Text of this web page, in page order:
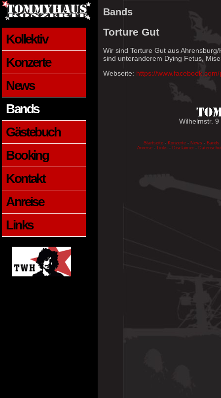
Kollektiv
Konzerte
News
Bands
Gästebuch
Booking
Kontakt
Anreise
Links
Bands
Torture Gut
Wir sind Torture Gut aus
sind unteranderem Dying Fetus,
Webseite: https://
Wilhelmstr.
Startseite - Konzerte - News - Bands
Anreise - Links - Disclaimer -